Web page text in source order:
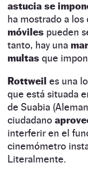
astucia se
ha mostrado a los
móviles pueden
tanto, hay una
multas que
Rottweil es una
que está situada
de Suabia
ciudadano
interferir en el
cinemómetro
Literalmente.